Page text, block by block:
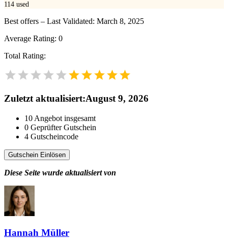
114 used
Best offers – Last Validated: March 8, 2025
Average Rating: 0
Total Rating:
Zuletzt aktualisiert:August 9, 2026
10 Angebot insgesamt
0 Geprüfter Gutschein
4 Gutscheincode
Gutschein Einlösen
Diese Seite wurde aktualisiert von
Hannah Müller